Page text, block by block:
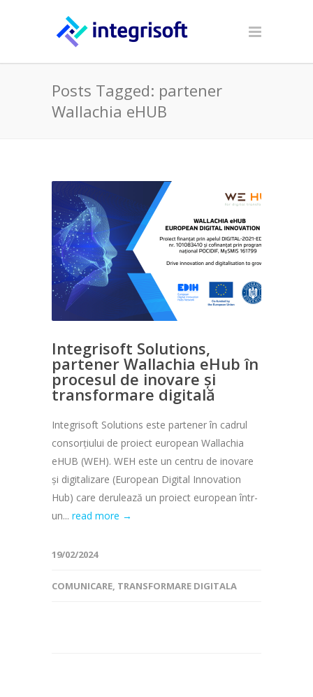
Posts Tagged: partener
Wallachia eHUB
Integrisoft Solutions,
partener Wallachia eHub în
procesul de inovare și
transformare digitală
Integrisoft Solutions este partener în cadrul
consorțiului de proiect european Wallachia
eHUB (WEH). WEH este un centru de inovare
și digitalizare (European Digital Innovation
Hub) care derulează un proiect european într-
un... read more →
19/02/2024
COMUNICARE, TRANSFORMARE DIGITALA